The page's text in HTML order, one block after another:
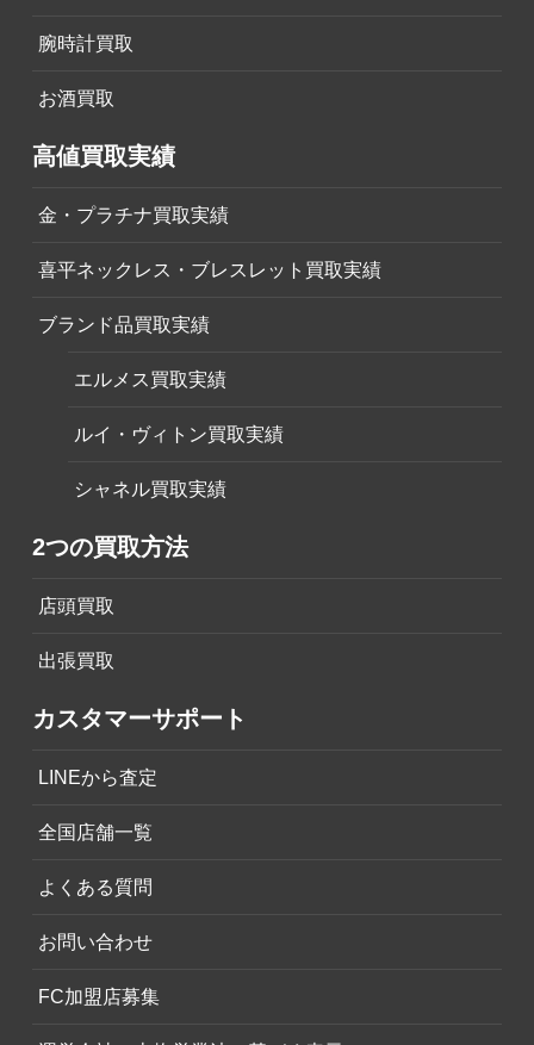
腕時計買取
お酒買取
高値買取実績
金・プラチナ買取実績
喜平ネックレス・ブレスレット買取実績
ブランド品買取実績
エルメス買取実績
ルイ・ヴィトン買取実績
シャネル買取実績
2つの買取方法
店頭買取
出張買取
カスタマーサポート
LINEから査定
全国店舗一覧
よくある質問
お問い合わせ
FC加盟店募集